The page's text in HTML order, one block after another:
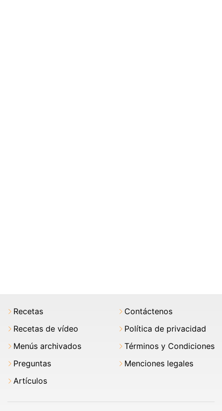
Recetas
Recetas de vídeo
Menús archivados
Preguntas
Artículos
Contáctenos
Política de privacidad
Términos y Condiciones
Menciones legales